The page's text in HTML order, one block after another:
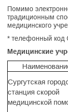
Помимо
традиционным
медицинского
* телефонный код
Медицинские
Сургутская
станция скорой
медицинской